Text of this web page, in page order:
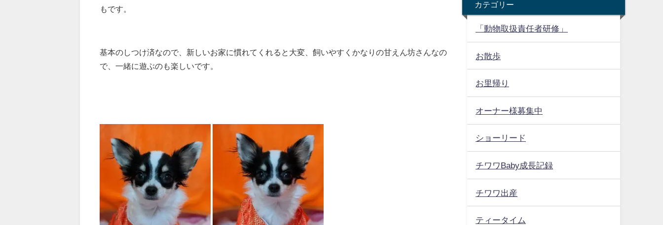
もです。
基本のしつけ済なので、新しいお家に慣れてくれると大変、飼いやすくかなりの甘えん坊さんなの
で、一緒に遊ぶのも楽しいです。
カテゴリー
「動物取扱責任者研修」
お散歩
お里帰り
オーナー様募集中
ショーリード
チワワBaby成長記録
チワワ出産
ティータイム